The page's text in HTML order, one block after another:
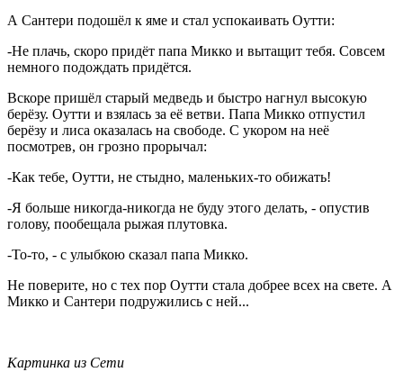
А Сантери подошёл к яме и стал успокаивать Оутти:
-Не плачь, скоро придёт папа Микко и вытащит тебя. Совсем
немного подождать придётся.
Вскоре пришёл старый медведь и быстро нагнул высокую
берёзу. Оутти и взялась за её ветви. Папа Микко отпустил
берёзу и лиса оказалась на свободе. С укором на неё
посмотрев, он грозно прорычал:
-Как тебе, Оутти, не стыдно, маленьких-то обижать!
-Я больше никогда-никогда не буду этого делать, - опустив
голову, пообещала рыжая плутовка.
-То-то, - с улыбкою сказал папа Микко.
Не поверите, но с тех пор Оутти стала добрее всех на свете. А
Микко и Сантери подружились с ней...
Картинка из Сети